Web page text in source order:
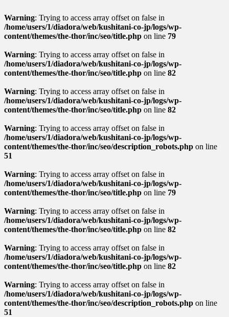
Warning: Trying to access array offset on false in
/home/users/1/diadora/web/kushitani-co-jp/logs/wp-
content/themes/the-thor/inc/seo/title.php on line 79
Warning: Trying to access array offset on false in
/home/users/1/diadora/web/kushitani-co-jp/logs/wp-
content/themes/the-thor/inc/seo/title.php on line 82
Warning: Trying to access array offset on false in
/home/users/1/diadora/web/kushitani-co-jp/logs/wp-
content/themes/the-thor/inc/seo/title.php on line 82
Warning: Trying to access array offset on false in
/home/users/1/diadora/web/kushitani-co-jp/logs/wp-
content/themes/the-thor/inc/seo/description_robots.php on line
51
Warning: Trying to access array offset on false in
/home/users/1/diadora/web/kushitani-co-jp/logs/wp-
content/themes/the-thor/inc/seo/title.php on line 79
Warning: Trying to access array offset on false in
/home/users/1/diadora/web/kushitani-co-jp/logs/wp-
content/themes/the-thor/inc/seo/title.php on line 82
Warning: Trying to access array offset on false in
/home/users/1/diadora/web/kushitani-co-jp/logs/wp-
content/themes/the-thor/inc/seo/title.php on line 82
Warning: Trying to access array offset on false in
/home/users/1/diadora/web/kushitani-co-jp/logs/wp-
content/themes/the-thor/inc/seo/description_robots.php on line
51